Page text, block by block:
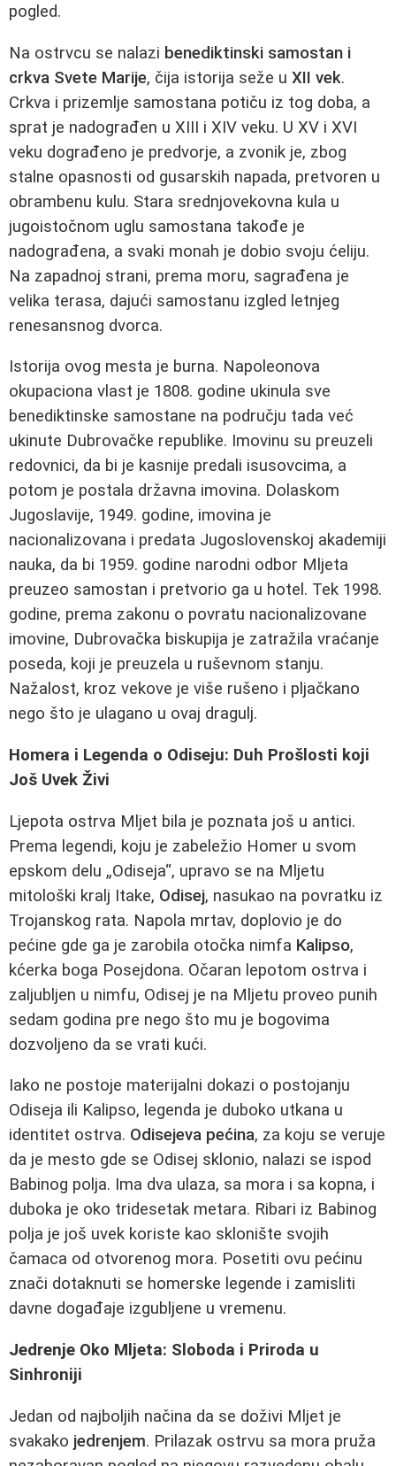
pogled.
Na ostrvcu se nalazi benediktinski samostan i
crkva Svete Marije, čija istorija seže u XII vek.
Crkva i prizemlje samostana potiču iz tog doba, a
sprat je nadograđen u XIII i XIV veku. U XV i XVI
veku dograđeno je predvorje, a zvonik je, zbog
stalne opasnosti od gusarskih napada, pretvoren u
obrambenu kulu. Stara srednjovekovna kula u
jugoistočnom uglu samostana takođe je
nadograđena, a svaki monah je dobio svoju ćeliju.
Na zapadnoj strani, prema moru, sagrađena je
velika terasa, dajući samostanu izgled letnjeg
renesansnog dvorca.
Istorija ovog mesta je burna. Napoleonova
okupaciona vlast je 1808. godine ukinula sve
benediktinske samostane na području tada već
ukinute Dubrovačke republike. Imovinu su preuzeli
redovnici, da bi je kasnije predali isusovcima, a
potom je postala državna imovina. Dolaskom
Jugoslavije, 1949. godine, imovina je
nacionalizovana i predata Jugoslovenskoj akademiji
nauka, da bi 1959. godine narodni odbor Mljeta
preuzeo samostan i pretvorio ga u hotel. Tek 1998.
godine, prema zakonu o povratu nacionalizovane
imovine, Dubrovačka biskupija je zatražila vraćanje
poseda, koji je preuzela u ruševnom stanju.
Nažalost, kroz vekove je više rušeno i pljačkano
nego što je ulagano u ovaj dragulj.
Homera i Legenda o Odiseju: Duh Prošlosti koji
Još Uvek Živi
Ljepota ostrva Mljet bila je poznata još u antici.
Prema legendi, koju je zabeležio Homer u svom
epskom delu „Odiseja“, upravo se na Mljetu
mitološki kralj Itake, Odisej, nasukao na povratku iz
Trojanskog rata. Napola mrtav, doplovio je do
pećine gde ga je zarobila otočka nimfa Kalipso,
kćerka boga Posejdona. Očaran lepotom ostrva i
zaljubljen u nimfu, Odisej je na Mljetu proveo punih
sedam godina pre nego što mu je bogovima
dozvoljeno da se vrati kući.
Iako ne postoje materijalni dokazi o postojanju
Odiseja ili Kalipso, legenda je duboko utkana u
identitet ostrva. Odisejeva pećina, za koju se veruje
da je mesto gde se Odisej sklonio, nalazi se ispod
Babinog polja. Ima dva ulaza, sa mora i sa kopna, i
duboka je oko tridesetak metara. Ribari iz Babinog
polja je još uvek koriste kao sklonište svojih
čamaca od otvorenog mora. Posetiti ovu pećinu
znači dotaknuti se homerske legende i zamisliti
davne događaje izgubljene u vremenu.
Jedrenje Oko Mljeta: Sloboda i Priroda u
Sinhroniji
Jedan od najboljih načina da se doživi Mljet je
svakako jedrenjem. Prilazak ostrvu sa mora pruža